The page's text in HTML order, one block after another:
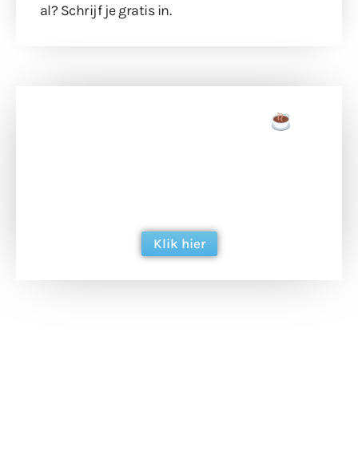
al? Schrijf je gratis in.
Klik hier